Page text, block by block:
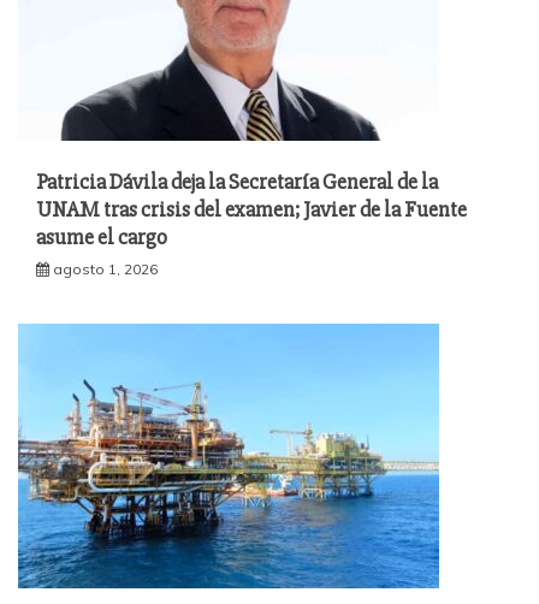
Patricia Dávila deja la Secretaría General de la
UNAM tras crisis del examen; Javier de la Fuente
asume el cargo
agosto 1, 2026